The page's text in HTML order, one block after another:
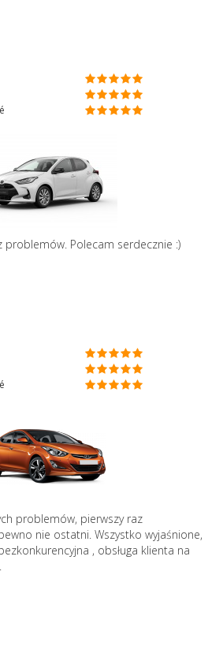
problemów. Polecam serdecznie :)
problemów, pierwszy raz
nie ostatni. Wszystko wyjaśnione,
, obsługa klienta na